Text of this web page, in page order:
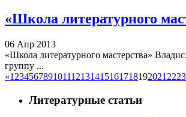
«Школа литературного
06 Апр 2013
«Школа литературного мастерства»
группу ...
«1 23456789101112131415161718192021 2223
Литературные статьи